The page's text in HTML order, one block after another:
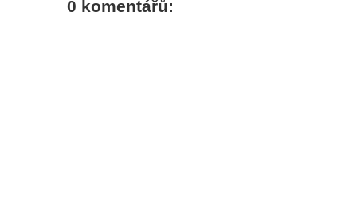
0 komentářů: